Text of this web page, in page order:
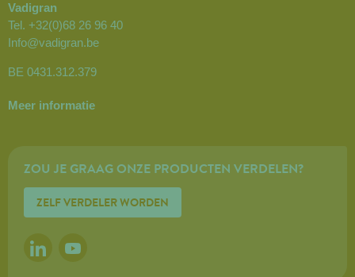
Vadigran
Tel. +32(0)68 26 96 40
Info@vadigran.be
BE 0431.312.379
Meer informatie
ZOU JE GRAAG ONZE PRODUCTEN VERDELEN?
ZELF VERDELER WORDEN
LINKEDINYOUTUBE